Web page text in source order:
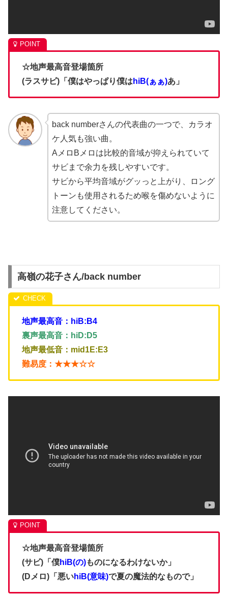
☆地声最高音登場箇所
(ラスサビ)「僕はやっぱり僕は hiB(ぁぁ)あ」
back numberさんの代表曲の一つで、カラオ
ケ人気も強い曲。
AメロBメロは比較的音域が抑えられていて
サビまで余力を残しやすいです。
サビから平均音域がグッっと上がり、ロング
トーンも使用されるため喉を傷めないように
注意してください。
高嶺の花子さん/back number
地声最高音：hiB:B4
裏声最高音：hiD:D5
地声最低音：mid1E:E3
難易度：★★★☆☆
☆地声最高音登場箇所
(サビ)「僕hiB(の)ものになるわけないか」
(Dメロ)「悪いhiB(意味)で夏の魔法的なもので」